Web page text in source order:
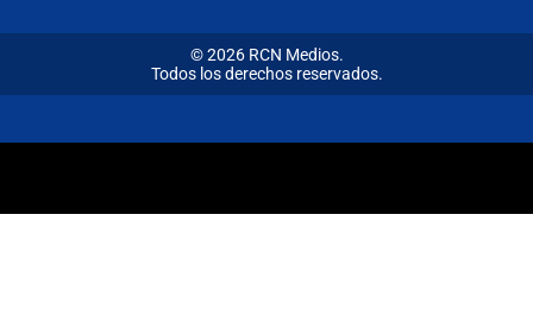
© 2026 RCN Medios.
Todos los derechos reservados.